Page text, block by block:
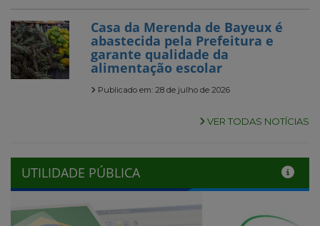
Casa da Merenda de Bayeux é
abastecida pela Prefeitura e
garante qualidade da
alimentação escolar
Publicado em: 28 de julho de 2026
VER TODAS NOTÍCIAS
UTILIDADE PÚBLICA